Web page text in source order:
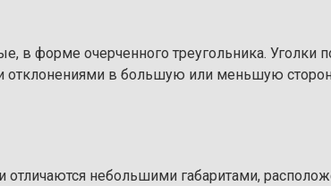
в форме очерченного треугольника.
отклонениями в большую или меньшую
небольшими габаритами,